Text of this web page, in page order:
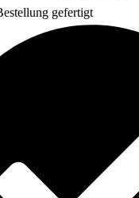
gefertigt